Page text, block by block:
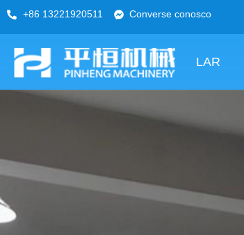
+86 13221920511 Converse conosco
LAR